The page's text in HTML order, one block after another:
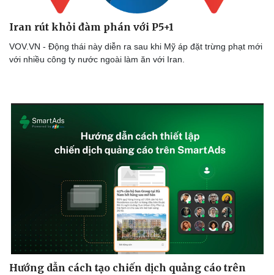
Doanh nghiệp
Công nghệ
Iran rút khỏi đàm phán với P5+1
VOV.VN - Động thái này diễn ra sau khi Mỹ áp đặt trừng phạt mới
với nhiều công ty nước ngoài làm ăn với Iran.
Hướng dẫn cách tạo chiến dịch quảng cáo trên